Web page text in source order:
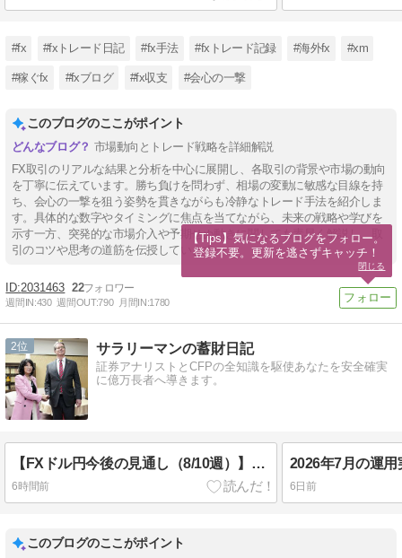
#fx #fxトレード日記 #fx手法 #fxトレード記録 #海外fx #xm
#稼ぐfx #fxブログ #fx収支 #会心の一撃
このブログのここがポイント
市場動向とトレード戦略を詳細解説
FX取引のリアルな結果と分析を中心に展開し、各取引の背景や市場の動向
を丁寧に伝えています。勝ち負けを問わず、相場の変動に敏感な目線を持
ち、会心の一撃を狙う姿勢を貫きながらも冷静なトレード手法を紹介しま
す。具体的な数字やタイミングに焦点を当てながら、未来の戦略や学びを
示す一方、突発的な市場介入や予期せぬ動きに関しても素早く解説し、取
引のコツや思考の道筋を伝授しています。
2031463 22
週間IN:430 週間OUT:790 月間IN:1780
2 サラリーマンの蓄財日記
証券アナリストとCFPの全知識を駆使あなたを安全確実
に億万長者へ導きます。
【FXドル円今後の見通し（8/10週）】利上げ観測と中東情勢がカギ！予想レンジは・・
6時間前
2026年7月の運
6日前
このブログのここがポイント
【Tips】気になるブログをフォロー。
登録不要。更新を逃さずキャッチ！
閉じる